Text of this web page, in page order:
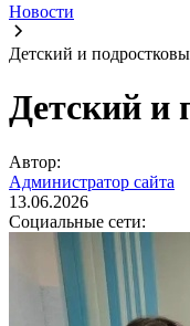
Новости
Детский и
Детский и
Автор:
Администратор сайта
13.06.2026
Социальные сети: